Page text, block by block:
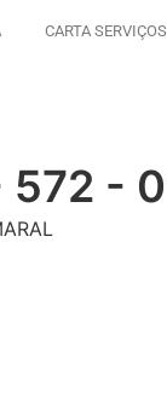
CARTA SERVIÇOS
572 -